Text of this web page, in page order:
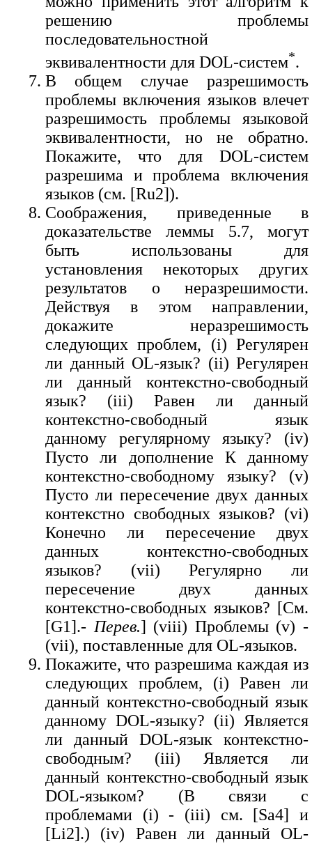
решению проблемы
последовательностной
эквивалентности для DOL-систем*.
В общем случае разрешимость
проблемы включения языков влечет
разрешимость проблемы языковой
эквивалентности, но не обратно.
Покажите, что для DOL-систем
разрешима и проблема включения
языков (см. [Ru2]).
Соображения, приведенные в
доказательстве леммы 5.7, могут
быть использованы для
установления некоторых других
результатов о неразрешимости.
Действуя в этом направлении,
докажите неразрешимость
следующих проблем, (i) Регулярен
ли данный OL-язык? (ii) Регулярен
ли данный контекстно-свободный
язык? (iii) Равен ли данный
контекстно-свободный язык
данному регулярному языку? (iv)
Пусто ли дополнение К данному
контекстно-свободному языку? (v)
Пусто ли пересечение двух данных
контекстно свободных языков? (vi)
Конечно ли пересечение двух
данных контекстно-свободных
языков? (vii) Регулярно ли
пересечение двух данных
контекстно-свободных языков? [См.
[G1].- Перев.] (viii) Проблемы (v) -
(vii), поставленные для OL-языков.
Покажите, что разрешима каждая из
следующих проблем, (i) Равен ли
данный контекстно-свободный язык
данному DOL-языку? (ii) Является
ли данный DOL-язык контекстно-
свободным? (iii) Является ли
данный контекстно-свободный язык
DOL-языком? (В связи с
проблемами (i) - (iii) см. [Sa4] и
[Li2].) (iv) Равен ли данный OL-